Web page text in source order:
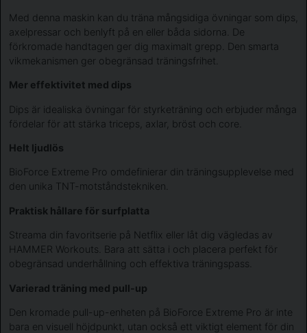
Med denna maskin kan du träna mångsidiga övningar som dips,
axelpressar och benlyft på en eller båda sidorna. De
förkromade handtagen ger dig maximalt grepp. Den smarta
vikmekanismen ger obegränsad träningsfrihet.
Mer effektivitet med dips
Dips är idealiska övningar för styrketräning och erbjuder många
fördelar för att stärka triceps, axlar, bröst och core.
Helt ljudlös
BioForce Extreme Pro omdefinierar din träningsupplevelse med
den unika TNT-motståndstekniken.
Praktisk hållare för surfplatta
Streama din favoritserie på Netflix eller låt dig vägledas av
HAMMER Workouts. Bara att sätta i och placera perfekt för
obegränsad underhållning och effektiva träningspass.
Varierad träning med pull-up
Den kromade pull-up-enheten på BioForce Extreme Pro är inte
bara en visuell höjdpunkt, utan också ett viktigt element för din